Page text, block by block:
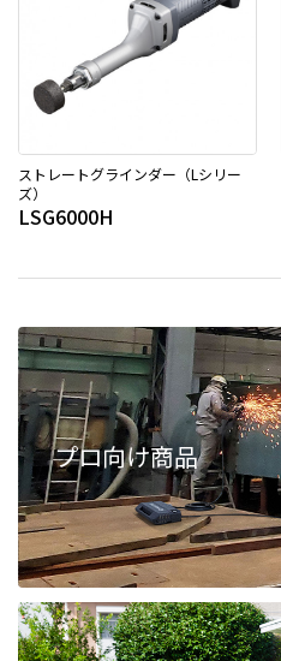
ストレートグラインダー（Lシリー
ズ）
LSG6000H
プロ向け商品